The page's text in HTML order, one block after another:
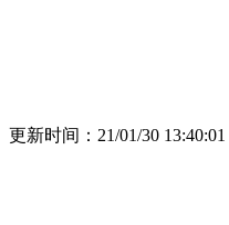
更新时间：21/01/30 13:40:01